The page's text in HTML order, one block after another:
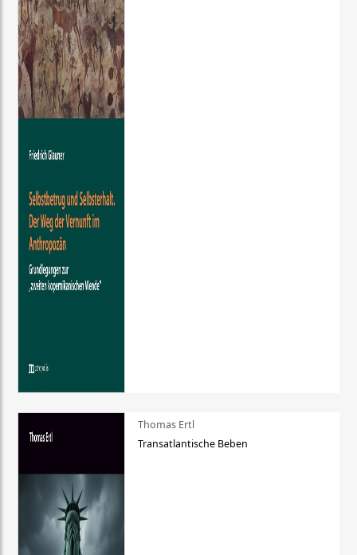
Thomas Ertl
Transatlantische Beben